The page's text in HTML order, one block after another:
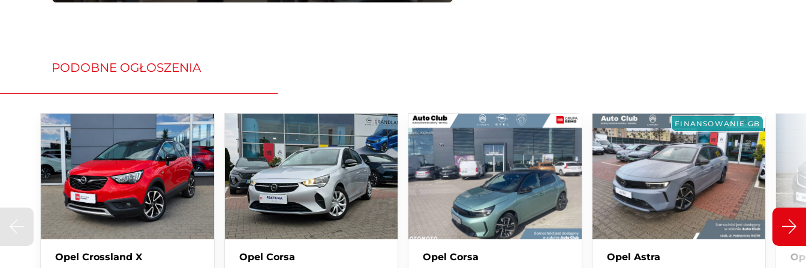
• Data pierwszej rejestracji: 13.03.2023
• Forma sprzedaży: VAT 23%
- ABS + EBFD + EBA + ESP + ASR
- Aluminiowe felgi 16'
- Aplikacje mobilne (Mirror Screen - kompatybilny z Apple CarplayTM / Android Auto / MirrorLink)
- Czujnik deszczu, zmierzchu, ciśnienia w oponach
- Czujniki parkowania tylne z wizualizacją na ekranie
- Elektryczne wspomaganie układu kierowniczego z regulacją kierownicy w dwóch płaszczyznach
- Elektrycznie sterowane szyby przednie i tylne
- Elektrycznie sterowane i podgrzewane lusterka boczne
- Mocowania fotelików dziecięcych ISOFIX
PODOBNE OGŁOSZENIA
Opel Crossland X Opel Corsa Opel Corsa
FINANSOWANIE GB
Opel Astra